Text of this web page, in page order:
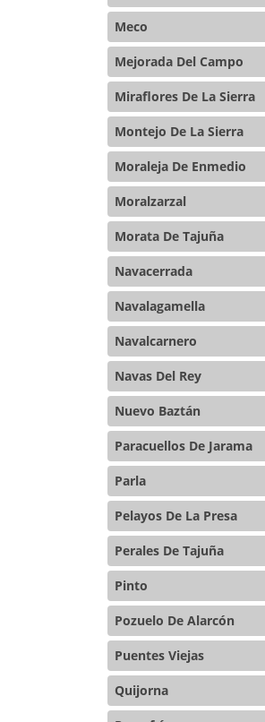
Meco
Mejorada Del Campo
Miraflores De La Sierra
Montejo De La Sierra
Moraleja De Enmedio
Moralzarzal
Morata De Tajuña
Navacerrada
Navalagamella
Navalcarnero
Navas Del Rey
Nuevo Baztán
Paracuellos De Jarama
Parla
Pelayos De La Presa
Perales De Tajuña
Pinto
Pozuelo De Alarcón
Puentes Viejas
Quijorna